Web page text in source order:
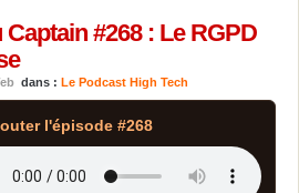
Captain #268 : Le RGPD
dans : Le Podcast High Tech
l'épisode #268